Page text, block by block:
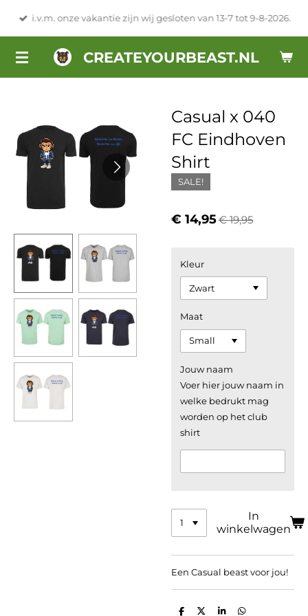
de
hoofdinhoud
CREATEYOURBEAST.NL
i.v.m. onze vakantie zijn wij gesloten van 13-7 tot 9-8-2026.
Casual x 040
FC Eindhoven
Shirt
SALE!
€ 14,95€ 19,95
Kleur
Maat
Jouw naam
Voer hier jouw naam in
welke bedrukt mag
worden op het club
shirt
In
winkelwagen
Een Casual beast voor jou!
D D S D